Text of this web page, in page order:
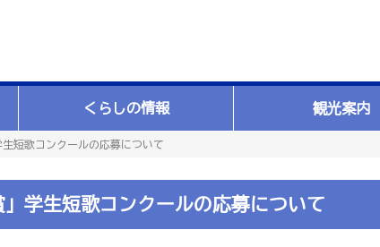
くらしの情報 観光案内
短歌コンクールの応募について
」学生短歌コンクールの応募について